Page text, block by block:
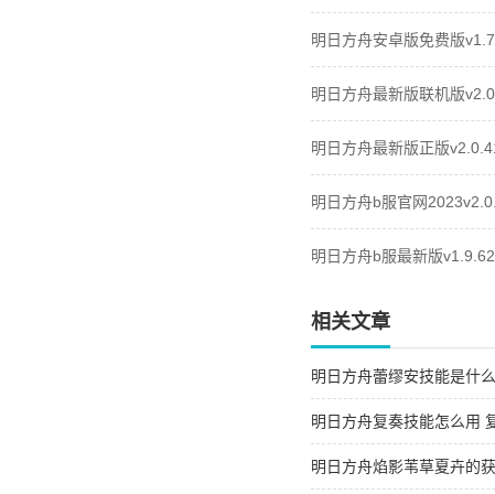
明日方舟安卓版免费版
明日方舟最新版联机版
明日方舟最新版正版
明日方舟b服官网
明日方舟b服最新版v1.9.62
相关文章
明日方舟蕾缪安技能是什
绍
明日方舟复奏技能怎么用
明日方舟焰影苇草夏卉的